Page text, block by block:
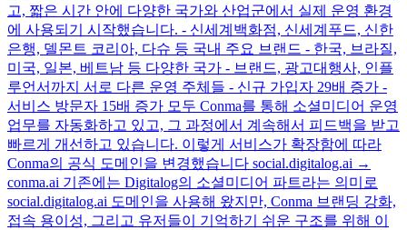
고, 짧은 시간 안에 다양한 국가와 산업군에서 실제 운영 환경
에 사용되기 시작했습니다. - 신세계백화점, 신세계푸드, 신한
은행, 델몬트 코리아, 다슈 등 국내 주요 브랜드 - 한국, 브라질,
미국, 일본, 베트남 등 다양한 국가 - 브랜드, 광고대행사, 인플
루언서까지 서로 다른 운영 주체들 - 신규 가입자 29배 증가 -
서비스 방문자 15배 증가 모두 Conma를 통해 소셜미디어 운영
업무를 자동화하고 있고, 그 과정에서 계속해서 피드백을 받고
빠르게 개선하고 있습니다. 이렇게 서비스가 확장함에 따라
Conma의 공식 도메인을 변경했습니다 social.digitalog.ai →
conma.ai 기존에는 Digitalog의 소셜미디어 파트라는 의미로
social.digitalog.ai 도메인을 사용해 왔지만, Conma 브랜딩 강화,
접속 용이성, 그리고 유저들이 기억하기 쉬운 구조를 위해 이